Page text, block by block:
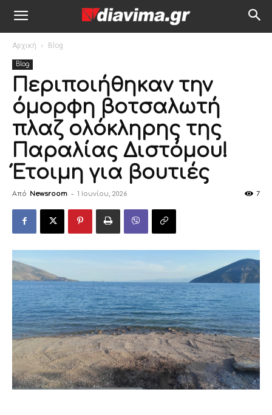
Αρχική Blog
Blog
Περιποιήθηκαν την
όμορφη βοτσαλωτή
πλαζ ολόκληρης της
Παραλίας Διστόμου!
Έτοιμη για βουτιές
Από Newsroom - 1 Ιουνίου, 2026 7